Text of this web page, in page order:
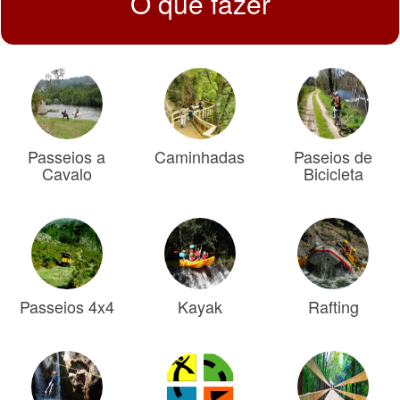
Passeios a
Cavalo
Caminhadas Paseios de
Bicicleta
Passeios 4x4 Kayak Rafting